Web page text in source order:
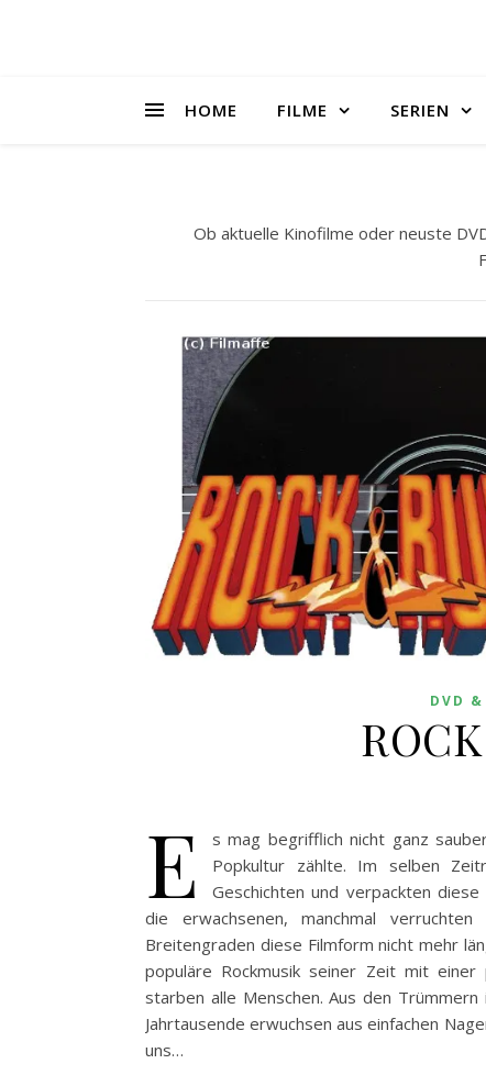
HOME FILME SERIEN
Ob aktuelle Kinofilme oder neuste
DVD
E
s mag begrifflich nicht ganz
Popkultur zählte. Im selben
Geschichten und verpackten
die erwachsenen, manchmal
Breitengraden diese Filmform nicht mehr
populäre Rockmusik seiner Zeit mit einer
starben alle Menschen. Aus den
Jahrtausende erwuchsen aus einfachen
uns…